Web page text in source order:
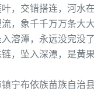
，交错搭连，河水
，象千千万万条大
溶潭，永远没完没
，坠入深潭，是黄
宁布依族苗族自治